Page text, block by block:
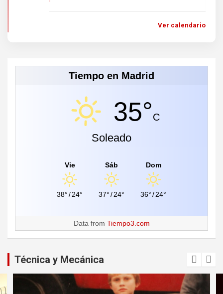
Ver calendario
Tiempo en Madrid
35°C
Soleado
Vie
38°/24°
Sáb
37°/24°
Dom
36°/24°
Data from Tiempo3.com
Técnica y Mecánica